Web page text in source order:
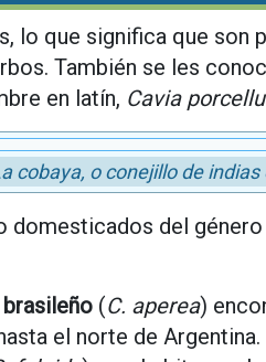
lo que significa que son
También se les
en latín, Cavia
cobaya, o conejillo de
domesticados del
(C. aperea)
el norte de Argentina.